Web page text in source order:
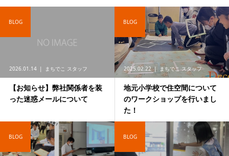
2026.01.14 まちでこ スタッフ
【お知らせ】弊社関係者を装
った迷惑メールについて
BLOG
2025.02.22 まちでこ スタッフ
地元小学校で住空間について
のワークショップを行いまし
た！
BLOG
BLOG BLOG